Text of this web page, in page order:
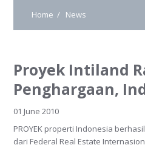
Home News
Proyek Intiland
Penghargaan,
01 June 2010
PROYEK properti Indonesia
dari Federal Real Estate